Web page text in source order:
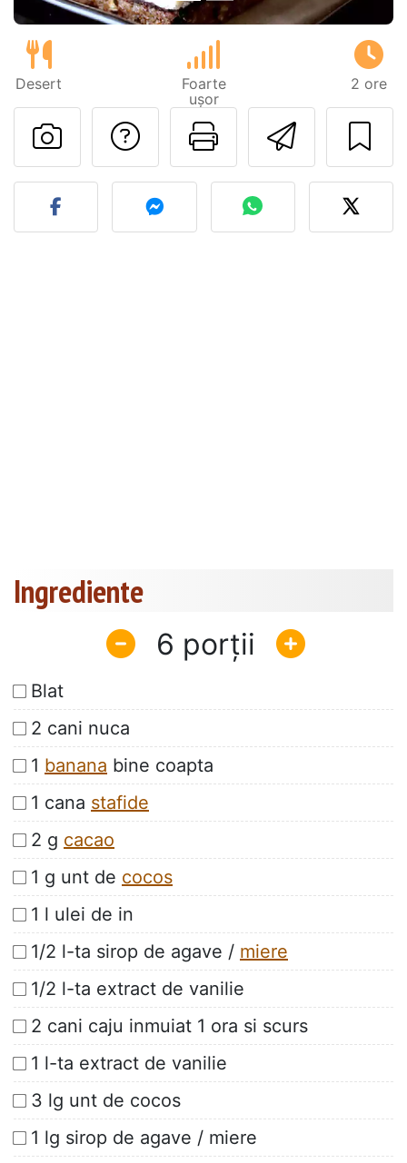
Desert
Foarte
ușor
2 ore
Printează
Adresează o
Postează o poză cu
Ingrediente
6
Blat
2 cani nuca
1 banana bine coapta
1 cana stafide
2 g cacao
1 g unt de cocos
1 l ulei de in
1/2 l-ta sirop de agave / miere
1/2 l-ta extract de vanilie
2 cani caju inmuiat 1 ora si scurs
1 l-ta extract de vanilie
3 lg unt de cocos
1 lg sirop de agave / miere